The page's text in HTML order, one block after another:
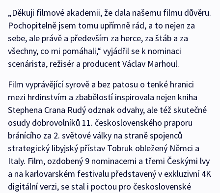
„Děkuji filmové akademii, že dala našemu filmu důvěru.
Pochopitelně jsem tomu upřímně rád, a to nejen za
sebe, ale právě a především za herce, za štáb a za
všechny, co mi pomáhali,“ vyjádřil se k nominaci
scenárista, režisér a producent Václav Marhoul.
Film vyprávějící syrově a bez patosu o tenké hranici
mezi hrdinstvím a zbabělostí inspirovala nejen kniha
Stephena Crana Rudý odznak odvahy, ale též skutečné
osudy dobrovolníků 11. československého praporu
bránícího za 2. světové války na straně spojenců
strategický libyjský přístav Tobruk obležený Němci a
Italy. Film, ozdobený 9 nominacemi a třemi Českými lvy
a na karlovarském festivalu představený v exkluzivní 4K
digitální verzi, se stal i poctou pro československé